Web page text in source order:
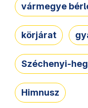
vármegye
körjárat
Széchenyi-
Himnusz